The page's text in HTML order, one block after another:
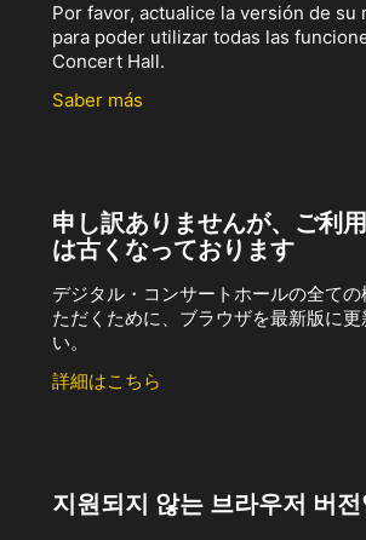
Por favor, actualice la versión de su
para poder utilizar todas las
Concert Hall.
Saber más
申し訳ありませんが、ご利
は古くなっております
デジタル・コンサートホールの全て
ただくために、ブラウザを最新版に更
い。
詳細はこちら
지원되지 않는 브라우저 버